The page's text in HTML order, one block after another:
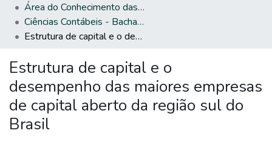
Área do Conhecimento das Ciências Sociais Aplicadas
Ciências Contábeis - Bacharelado
Estrutura de capital e o desempenho das maiores empresas de capital aberto da região sul do Brasil
Estrutura de capital e o
desempenho das maiores empresas
de capital aberto da região sul do
Brasil